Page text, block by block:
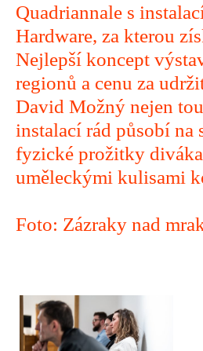
Quadriannale s
Hardware, za kterou
Nejlepší koncept
regionů a cenu za
David Možný nejen
instalací rád působí na
fyzické prožitky
uměleckými kulisami
Foto: Zázraky nad